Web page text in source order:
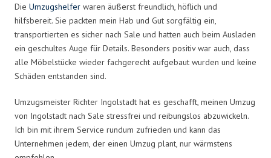
Die Umzugshelfer waren äußerst freundlich, höflich und
hilfsbereit. Sie packten mein Hab und Gut sorgfältig ein,
transportierten es sicher nach Sale und hatten auch beim Ausladen
ein geschultes Auge für Details. Besonders positiv war auch, dass
alle Möbelstücke wieder fachgerecht aufgebaut wurden und keine
Schäden entstanden sind.
Umzugsmeister Richter Ingolstadt hat es geschafft, meinen Umzug
von Ingolstadt nach Sale stressfrei und reibungslos abzuwickeln.
Ich bin mit ihrem Service rundum zufrieden und kann das
Unternehmen jedem, der einen Umzug plant, nur wärmstens